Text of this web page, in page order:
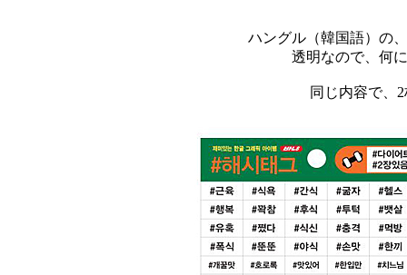
ハングル（韓国語）の
透明なので、何
同じ内容で、